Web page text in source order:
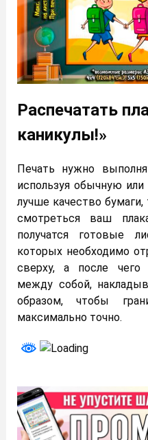
Распечатать
каникулы!»
Печать нужно
используя обычную
лучше качество
смотреться ваш
получатся готовые
которых необходимо
сверху, а после чего
между собой,
образом, чтобы
максимально точно.